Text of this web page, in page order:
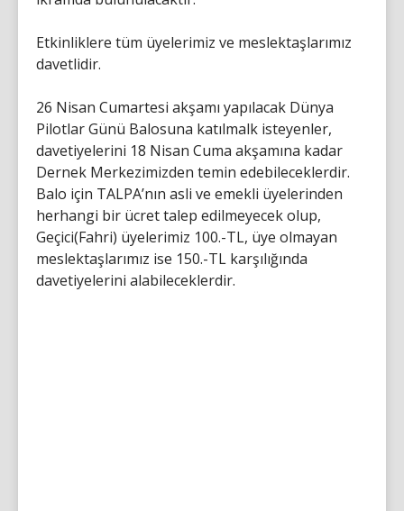
Etkinliklere tüm üyelerimiz ve meslektaşlarımız
davetlidir.
26 Nisan Cumartesi akşamı yapılacak Dünya
Pilotlar Günü Balosuna katılmalk isteyenler,
davetiyelerini 18 Nisan Cuma akşamına kadar
Dernek Merkezimizden temin edebileceklerdir.
Balo için TALPA’nın asli ve emekli üyelerinden
herhangi bir ücret talep edilmeyecek olup,
Geçici(Fahri) üyelerimiz 100.-TL, üye olmayan
meslektaşlarımız ise 150.-TL karşılığında
davetiyelerini alabileceklerdir.